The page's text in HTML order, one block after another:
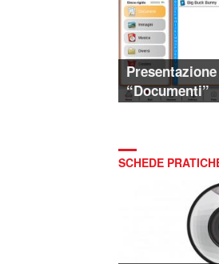
“Documenti”
SCHEDE